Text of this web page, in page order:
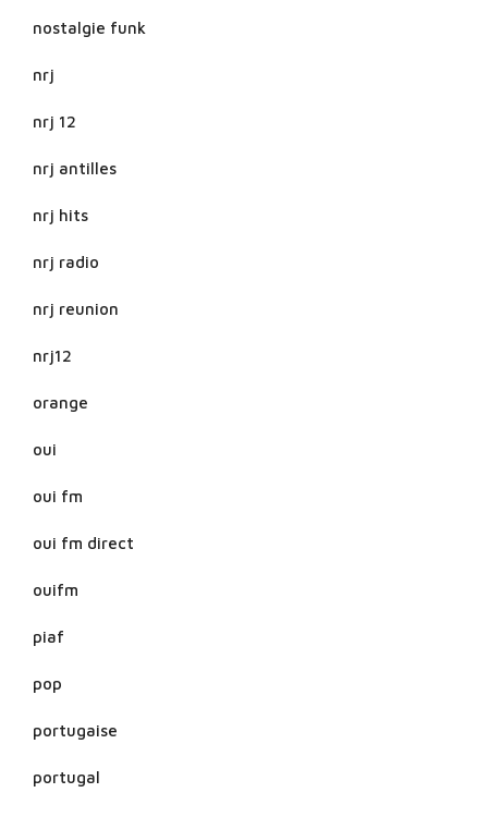
nostalgie funk
nrj
nrj 12
nrj antilles
nrj hits
nrj radio
nrj reunion
nrj12
orange
oui
oui fm
oui fm direct
ouifm
piaf
pop
portugaise
portugal